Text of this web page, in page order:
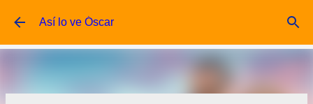
Ir al contenido principal
Así lo ve Óscar